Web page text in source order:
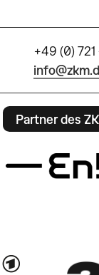
+49 (0)
Partner des